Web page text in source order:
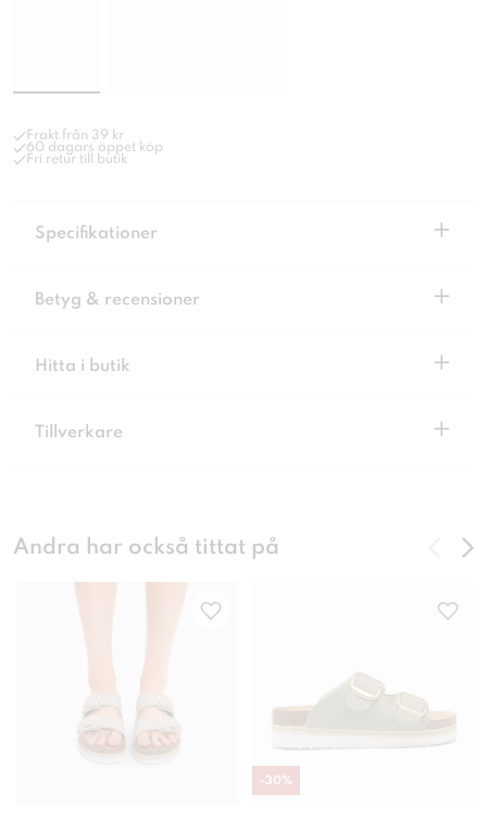
Frakt från 39 kr
60 dagars öppet köp
Fri retur till butik
Specifikationer +
Betyg & recensioner +
Hitta i butik +
Tillverkare +
Andra har också tittat på
-30%